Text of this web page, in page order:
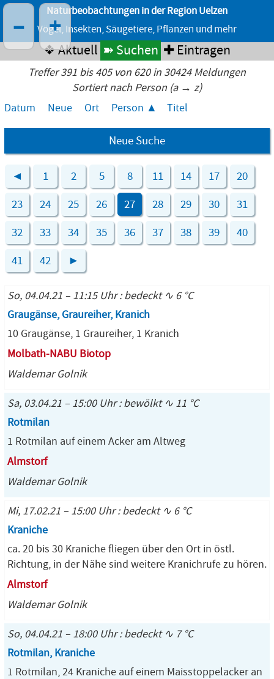
Naturbeobachtungen in der Region Uelzen
Vögel, Insekten, Säugetiere, Pflanzen und mehr
❖ Aktuell ➽ Suchen ✚ Eintragen
Treffer 391 bis 405 von 620 in 30424 Meldungen
Sortiert nach Person (a → z)
Datum
Neue Ort Person Titel
Neue Suche
◄ 1 2 5 8 11 14 17 20
23 24 25 26 27 28 29 30 31
32 33 34 35 36 37 38 39 40
41 42 ►
So, 04.04.21 – 11:15 Uhr : bedeckt ∿ 6 °C
Graugänse, Graureiher, Kranich
10 Graugänse, 1 Graureiher, 1 Kranich
Molbath-NABU Biotop
Waldemar Golnik
Sa, 03.04.21 – 15:00 Uhr : bewölkt ∿ 11 °C
Rotmilan
1 Rotmilan auf einem Acker am Altweg
Almstorf
Waldemar Golnik
Mi, 17.02.21 – 15:00 Uhr : bedeckt ∿ 6 °C
Kraniche
ca. 20 bis 30 Kraniche fliegen über den Ort in östl.
Richtung, in der Nähe sind weitere Kranichrufe zu hören.
Almstorf
Waldemar Golnik
So, 04.04.21 – 18:00 Uhr : bedeckt ∿ 7 °C
Rotmilan, Kraniche
1 Rotmilan, 24 Kraniche auf einem Maisstoppelacker an
– +